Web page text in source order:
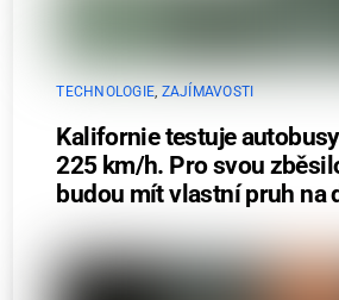
TECHNOLOGIE ZAJÍMAVOSTI
Kalifornie testuje
225 km/h. Pro svou
budou mít vlastní pruh na